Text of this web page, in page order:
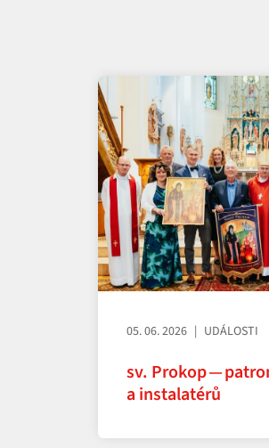
05. 06. 2026 UDÁLOSTI
sv. Prokop —
a instalatérů